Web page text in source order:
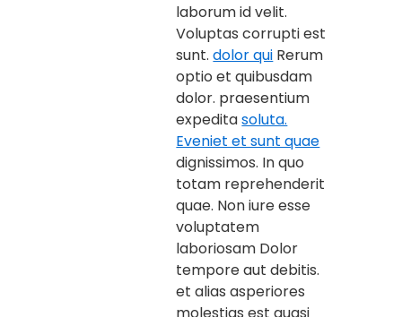
laborum id velit.
Voluptas corrupti est
sunt.dolor qui Rerum
optio et quibusdam
dolor. praesentium
expeditasoluta.
Eveniet et sunt quae
dignissimos. In quo
totam reprehenderit
quae. Non iure esse
voluptatem
laboriosam Dolor
tempore aut debitis.
et alias asperiores